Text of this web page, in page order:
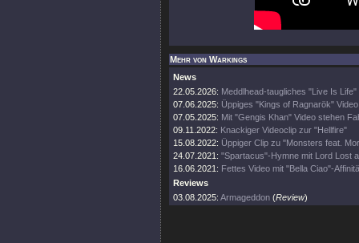
Mehr von Warkings
News
22.05.2026: Meddlhead-taugliches "Live Is
07.06.2025: Üppiges "Kings of Ragnarök" Video
07.05.2025: Mit "Gengis Khan" Video stehen
09.11.2022: Knackiger Videoclip zur "Hellfire"
15.08.2022: Üppiger Clip zu "Monsters feat.
24.07.2021: "Spartacus"-Hymne mit Lord Lost
16.06.2021: Fettes Video mit "Bella Ciao"-
Reviews
03.08.2025: Armageddon (Review)